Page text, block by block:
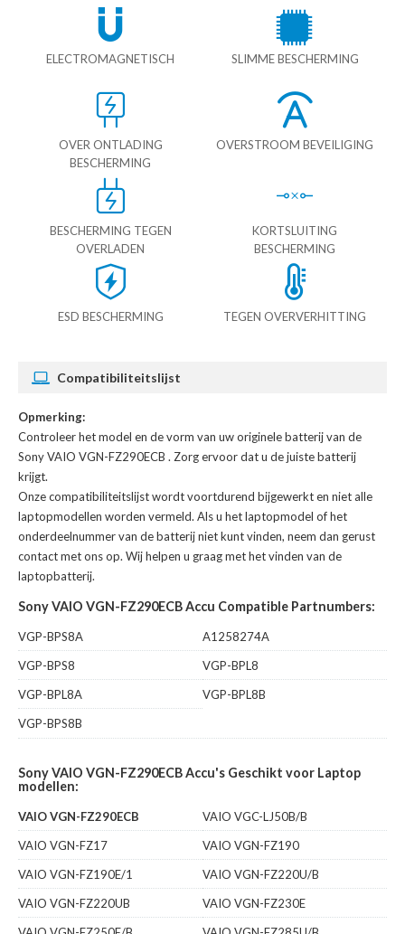
ELECTROMAGNETISCH SLIMME BESCHERMING
OVER ONTLADING
BESCHERMING
OVERSTROOM BEVEILIGING
BESCHERMING TEGEN
OVERLADEN
KORTSLUITING
BESCHERMING
ESD BESCHERMING TEGEN OVERVERHITTING
Compatibiliteitslijst
Opmerking:
Controleer het model en de vorm van uw originele batterij van de
Sony VAIO VGN-FZ290ECB . Zorg ervoor dat u de juiste batterij
krijgt.
Onze compatibiliteitslijst wordt voortdurend bijgewerkt en niet alle
laptopmodellen worden vermeld. Als u het laptopmodel of het
onderdeelnummer van de batterij niet kunt vinden, neem dan gerust
contact met ons op. Wij helpen u graag met het vinden van de
laptopbatterij.
Sony VAIO VGN-FZ290ECB Accu Compatible Partnumbers:
VGP-BPS8A
A1258274A
VGP-BPS8
VGP-BPL8
VGP-BPL8A
VGP-BPL8B
VGP-BPS8B
Sony VAIO VGN-FZ290ECB Accu's Geschikt voor Laptop
modellen:
VAIO VGN-FZ290ECB
VAIO VGC-LJ50B/B
VAIO VGN-FZ17
VAIO VGN-FZ190
VAIO VGN-FZ190E/1
VAIO VGN-FZ220U/B
VAIO VGN-FZ220UB
VAIO VGN-FZ230E